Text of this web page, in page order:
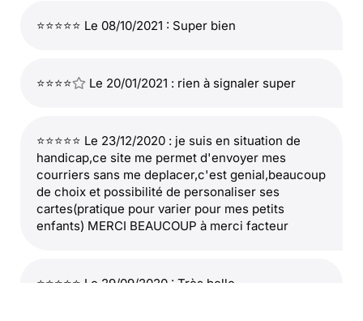
⭐⭐⭐⭐⭐ Le 08/10/2021 : Super bien
⭐⭐⭐⭐ Le 20/01/2021 : rien à signaler super
⭐⭐⭐⭐⭐ Le 23/12/2020 : je suis en situation de
handicap,ce site me permet d'envoyer mes
courriers sans me deplacer,c'est genial,beaucoup
de choix et possibilité de personaliser ses
cartes(pratique pour varier pour mes petits
enfants) MERCI BEAUCOUP à merci facteur
⭐⭐⭐⭐⭐ Le 29/09/2020 : Très belle